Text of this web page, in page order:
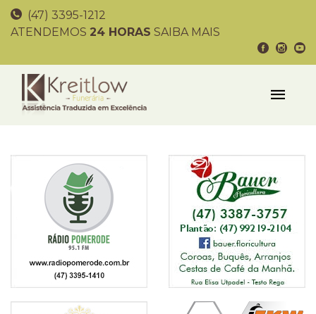
(47) 3395-1212
ATENDEMOS 24 HORAS SAIBA MAIS